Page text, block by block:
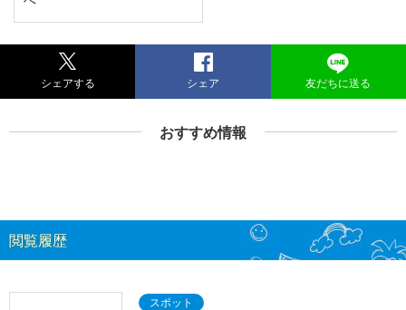
シェアする シェア 友だちに送る
おすすめ情報
閲覧履歴